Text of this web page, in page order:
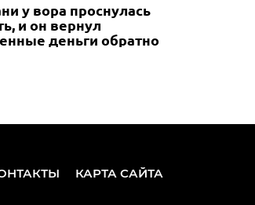
у вора проснулась
и он вернул
деньги обратно
КАРТА САЙТА